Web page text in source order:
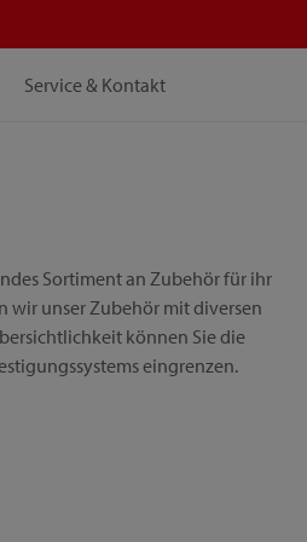
Service & Kontakt
Sortiment an Zubehör für ihr
wir unser Zubehör mit diversen
können Sie die
eingrenzen.